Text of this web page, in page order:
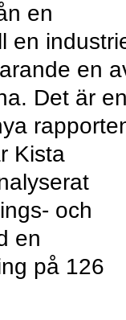
en
en
en
Det är
Kista
och
en
på 126